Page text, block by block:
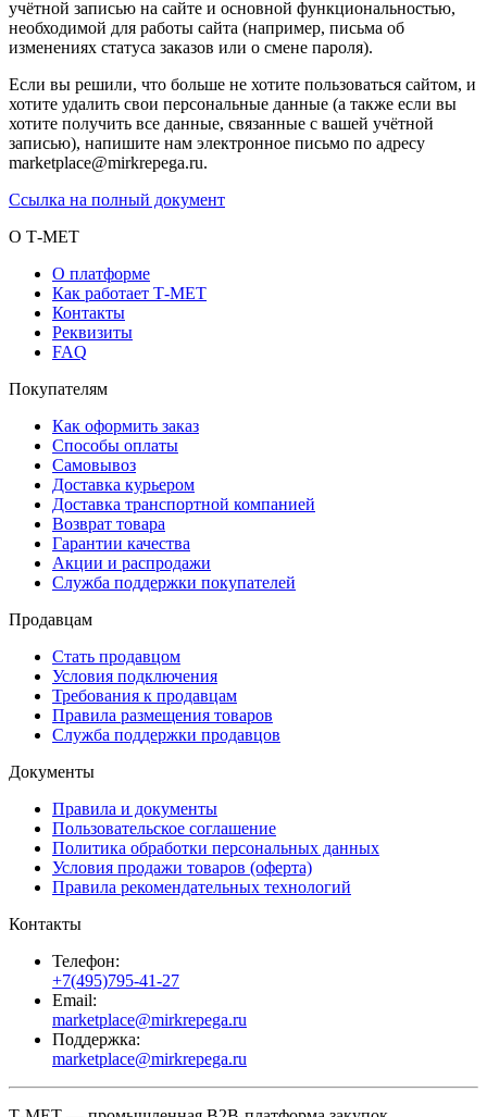
учётной записью на сайте и основной функциональностью,
необходимой для работы сайта (например, письма об
изменениях статуса заказов или о смене пароля).
Если вы решили, что больше не хотите пользоваться сайтом, и
хотите удалить свои персональные данные (а также если вы
хотите получить все данные, связанные с вашей учётной
записью), напишите нам электронное письмо по адресу
marketplace@mirkrepega.ru.
Ссылка на полный документ
О Т-МЕТ
О платформе
Как работает Т-МЕТ
Контакты
Реквизиты
FAQ
Покупателям
Как оформить заказ
Способы оплаты
Самовывоз
Доставка курьером
Доставка транспортной компанией
Возврат товара
Гарантии качества
Акции и распродажи
Служба поддержки покупателей
Продавцам
Стать продавцом
Условия подключения
Требования к продавцам
Правила размещения товаров
Служба поддержки продавцов
Документы
Правила и документы
Пользовательское соглашение
Политика обработки персональных данных
Условия продажи товаров (оферта)
Правила рекомендательных технологий
Контакты
Телефон:
+7(495)795-41-27
Email:
marketplace@mirkrepega.ru
Поддержка:
marketplace@mirkrepega.ru